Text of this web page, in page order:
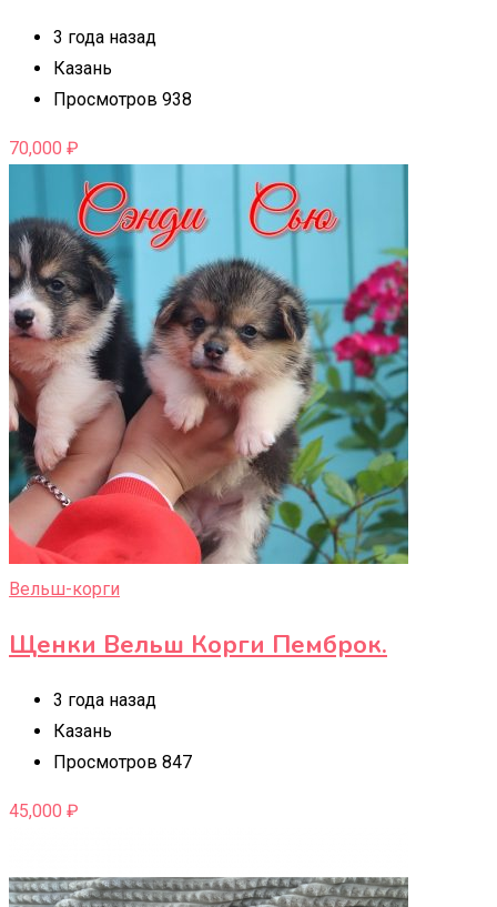
3 года назад
Казань
Просмотров 938
70,000 ₽
Вельш-корги
Щенки Вельш Корги Пемброк.
3 года назад
Казань
Просмотров 847
45,000 ₽